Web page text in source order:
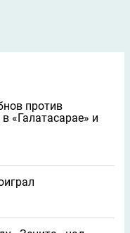
против
«Галатасарае» и